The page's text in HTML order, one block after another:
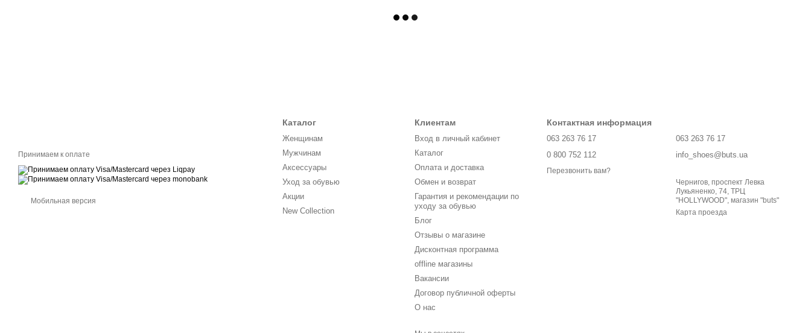
Принимаем к оплате
Мобильная версия
Каталог
Женщинам
Мужчинам
Аксессуары
Уход за обувью
Акции
New Collection
Клиентам
Вход в личный кабинет
Каталог
Оплата и доставка
Обмен и возврат
Гарантия и рекомендации по
уходу за обувью
Блог
Отзывы о магазине
Дисконтная программа
offline магазины
Вакансии
Договор публичной оферты
О нас
Контактная информация
063 263 76 17
0 800 752 112
Перезвонить вам?
063 263 76 17
info_shoes@buts.ua
Чернигов, проспект Левка
Лукьяненко, 74, ТРЦ
"HOLLYWOOD", магазин "buts"
Карта проезда